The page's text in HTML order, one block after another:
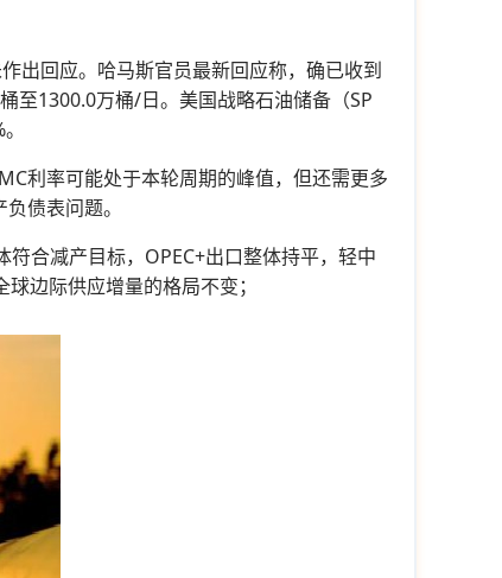
出回应。哈马斯官员最新回应称，确已收到
至1300.0万桶/日。美国战略石油储备（SP
利率可能处于本轮周期的峰值，但还需更多
债表问题。
合减产目标，OPEC+出口整体持平，轻中
边际供应增量的格局不变；